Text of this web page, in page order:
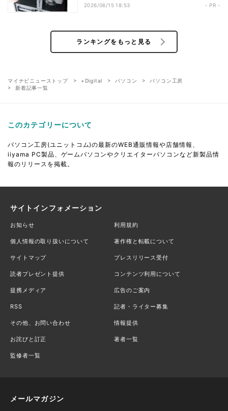
2026/06/15 18:53 - PR -
ランキングをもっと見る
マイナビニューストップ +Digital パソコン
パソコン工房
新着記事一覧
このカテゴリーについて
パソコン工房(ユニットコム)の最新のWEB通販情報や店舗情報、
iiyama PC製品、ゲームパソコンやクリエイターパソコンなど新製品情
報のリリースを掲載。
サイトインフォメーション
お知らせ 利用規約
個人情報の取り扱いについて 著作権と転載について
サイトマップ プレスリリース受付
読者プレゼント提供 コンテンツ利用について
提携メディア 広告のご案内
RSS 記者・ライター募集
その他、お問い合わせ 情報提供
お詫びと訂正 著者一覧
監修者一覧
メールマガジン